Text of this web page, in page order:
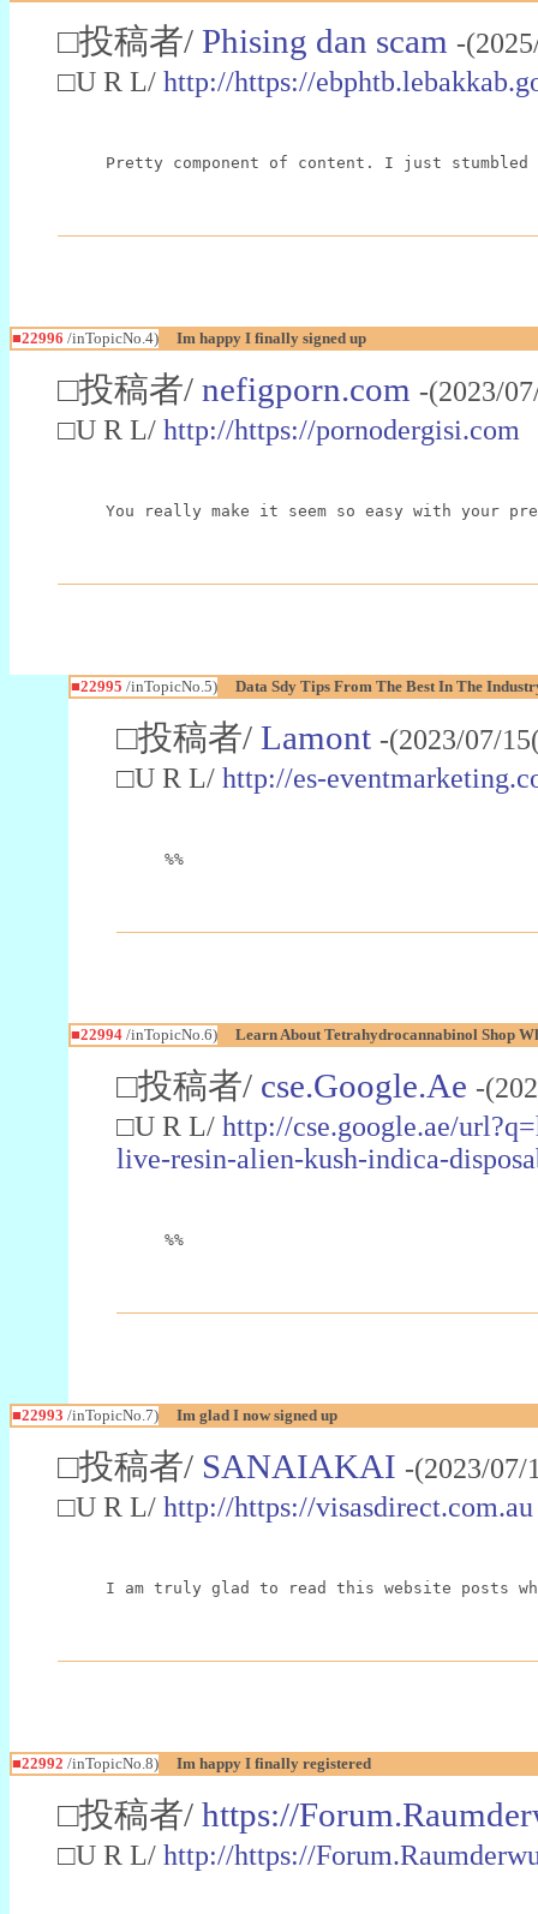
□投稿者/ Phising dan scam -
□U R L/ http://https://
Pretty component of content. I just
■22996 /inTopicNo.4) Im happy I finally signed up
□投稿者/ nefigporn.com -(2023/
□U R L/ http://https://pornodergisi.com
You really make it seem so easy with your
■22995 /inTopicNo.5) Data Sdy Tips From The Best In The
□投稿者/ Lamont -(2023/07/
□U R L/ http://es-
%%
■22994/inTopicNo.6) Learn About Tetrahydrocannabinol Shop
□投稿者/ cse.Google.Ae -
□U R L/ http://cse.google.ae/
live-resin-alien-kush-indica-
%%
■22993 /inTopicNo.7) Im glad I now signed up
□投稿者/ SANAIAKAI -(2023/
□U R L/ http://https://visasdirect.com.au
I am truly glad to read this website posts
■22992 /inTopicNo.8) Im happy I finally registered
□投稿者/ https://
□U R L/ http://https://